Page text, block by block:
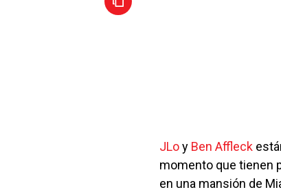
JLoy Ben Affleck
momento que tienen
en una mansión de